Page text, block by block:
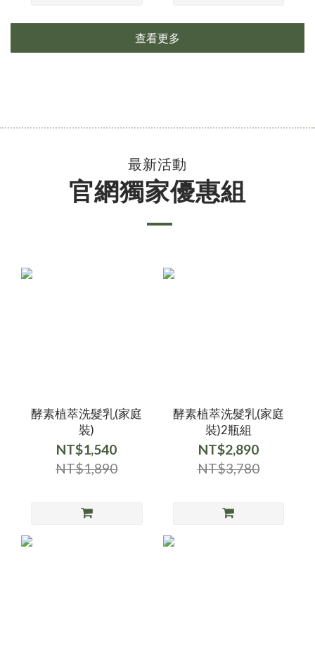
查看更多
最新活動
官網獨家優惠組
酵素植萃洗髮乳(家庭
裝)
NT$1,540
NT$1,890
酵素植萃洗髮乳(家庭
裝)2瓶組
NT$2,890
NT$3,780